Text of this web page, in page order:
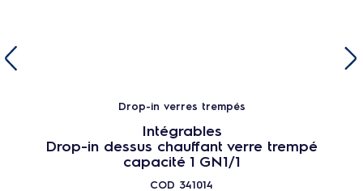
Drop-in verres trempés
Intégrables
Drop-in dessus chauffant verre trempé
capacité 1 GN1/1
COD 341014